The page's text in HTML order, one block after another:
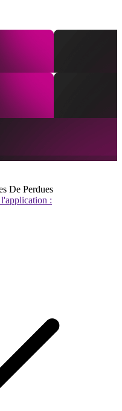
De Perdues
: